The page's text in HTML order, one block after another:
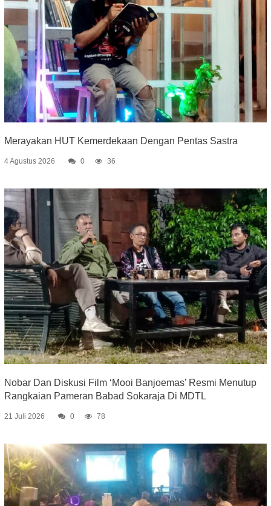
Merayakan HUT Kemerdekaan Dengan Pentas Sastra
4 Agustus 2026 0 36
Nobar Dan Diskusi Film ‘Mooi Banjoemas’ Resmi Menutup
Rangkaian Pameran Babad Sokaraja Di MDTL
21 Juli 2026 0 78